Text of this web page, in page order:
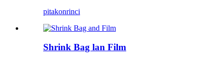
pitakonrinci
Shrink Bag lan Film